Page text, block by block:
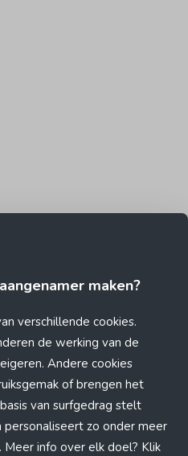
maken?
verschillende cookies.
de werking van de
Andere cookies
of brengen het
van surfgedrag stelt
zo onder meer
info over elk doel? Klik
has occurred (see the